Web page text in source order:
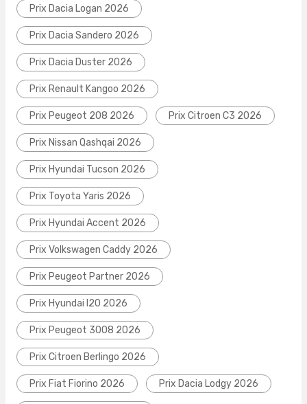
Prix Dacia Logan 2026
Prix Dacia Sandero 2026
Prix Dacia Duster 2026
Prix Renault Kangoo 2026
Prix Peugeot 208 2026 Prix Citroen C3 2026
Prix Nissan Qashqai 2026
Prix Hyundai Tucson 2026
Prix Toyota Yaris 2026
Prix Hyundai Accent 2026
Prix Volkswagen Caddy 2026
Prix Peugeot Partner 2026
Prix Hyundai I20 2026
Prix Peugeot 3008 2026
Prix Citroen Berlingo 2026
Prix Fiat Fiorino 2026 Prix Dacia Lodgy 2026